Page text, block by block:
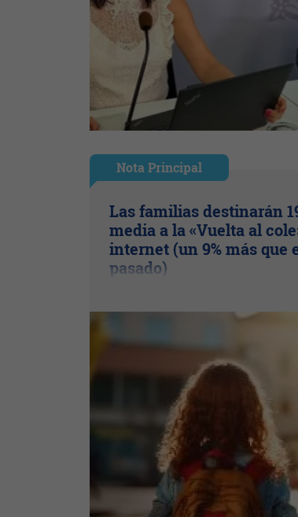
Nota Principal
Las familias destinarán
media a la «Vuelta al
internet (un 9% más que
pasado)